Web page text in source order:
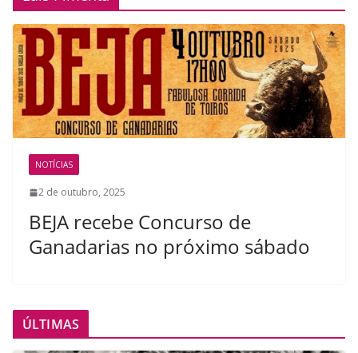
NOTÍCIAS
2 de outubro, 2025
BEJA recebe Concurso de
Ganadarias no próximo sábado
ÚLTIMAS